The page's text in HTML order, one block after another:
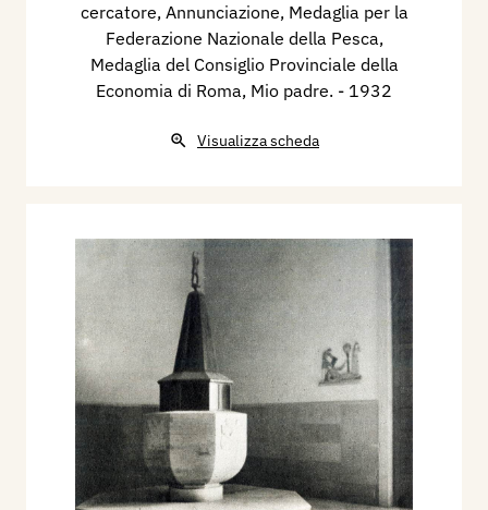
cercatore, Annunciazione, Medaglia per la
Federazione Nazionale della Pesca,
Medaglia del Consiglio Provinciale della
Economia di Roma, Mio padre. - 1932
Visualizza scheda